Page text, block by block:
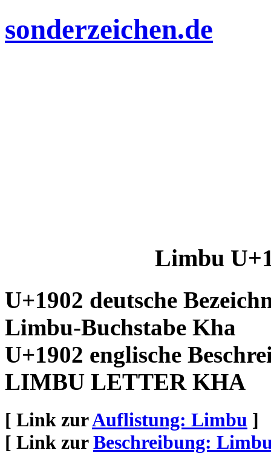
sonderzeichen.de
Limbu
U+1902 deutsche
Limbu-Buchstabe Kha
U+1902 englische
LIMBU LETTER KHA
[ Link zurAuflistung: Limbu ]
[ Link zurBeschreibung: